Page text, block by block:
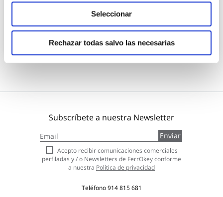
Seleccionar
Rechazar todas salvo las necesarias
29,45 €
Añadir al carrito
Subscríbete a nuestra Newsletter
a
nuestro
boletín
de
Enviar
Acepto recibir comunicaciones comerciales
perfiladas y / o Newsletters de FerrOkey conforme
a nuestra Política de privacidad
Teléfono914 815 681